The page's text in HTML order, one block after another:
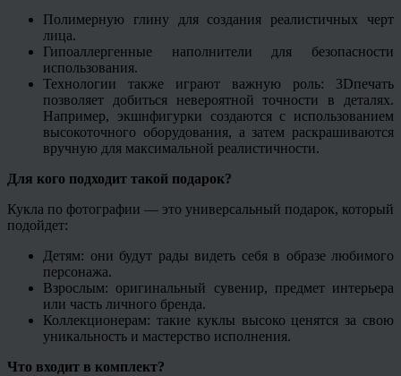
Полимерную глину для создания реалистичных черт
лица.
Гипоаллергенные наполнители для безопасности
использования.
Технологии также играют важную роль: 3Dпечать
позволяет добиться невероятной точности в деталях.
Например, экшнфигурки создаются с использованием
высокоточного оборудования, а затем раскрашиваются
вручную для максимальной реалистичности.
Для кого подходит такой подарок?
Кукла по фотографии — это универсальный подарок, который
подойдет:
Детям: они будут рады видеть себя в образе любимого
персонажа.
Взрослым: оригинальный сувенир, предмет интерьера
или часть личного бренда.
Коллекционерам: такие куклы высоко ценятся за свою
уникальность и мастерство исполнения.
Что входит в комплект?